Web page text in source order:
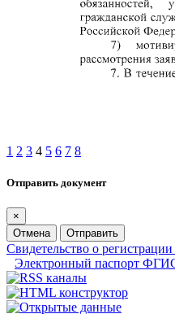
1 2 3 4 5 6 7 8
Отправить документ
×
Отмена
Отправить
Свидетельство о
Электронный паспорт